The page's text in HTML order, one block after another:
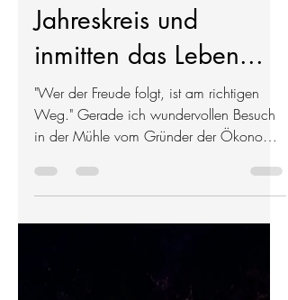
Der Tierkreis und der
Jahreskreis und
inmitten das Leben...
"Wer der Freude folgt, ist am richtigen
Weg." Gerade ich wundervollen Besuch